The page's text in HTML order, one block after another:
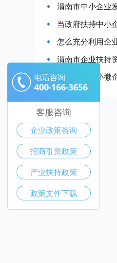
渭南市中小企业
当政府扶持中小
怎么充分利用企
渭南市企业扶持
渭南市扶持小微
电话咨询
400-166-3656
客服咨询
企业政策咨询
招商引资政策
产业扶持政策
政策文件下载